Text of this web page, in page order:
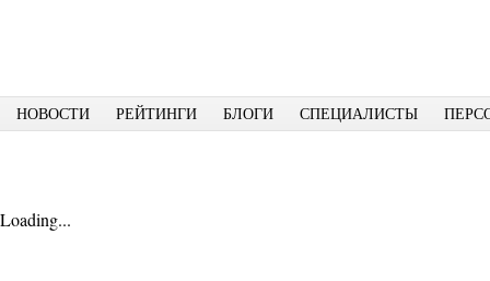
НОВОСТИ РЕЙТИНГИ БЛОГИ СПЕЦИАЛИСТЫ
Loading...